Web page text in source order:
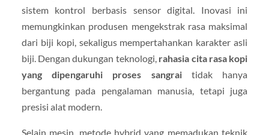
sistem kontrol berbasis sensor digital. Inovasi ini
memungkinkan produsen mengekstrak rasa maksimal
dari biji kopi, sekaligus mempertahankan karakter asli
biji. Dengan dukungan teknologi, rahasia cita rasa kopi
yang dipengaruhi proses sangraitidak hanya
bergantung pada pengalaman manusia, tetapi juga
presisi alat modern.
Selain mesin, metode hybrid yang memadukan teknik